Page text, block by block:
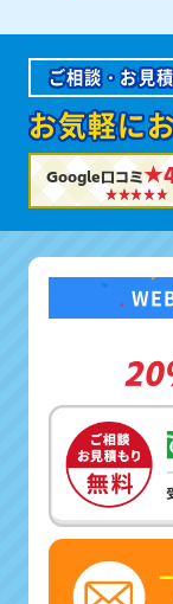
ご相談・お見
お気軽に
Google口コミ